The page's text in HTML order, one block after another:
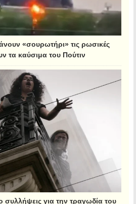
«σουρωτήρι» τις ρωσικές
τα καύσιμα του Πούτιν
για την τραγωδία του